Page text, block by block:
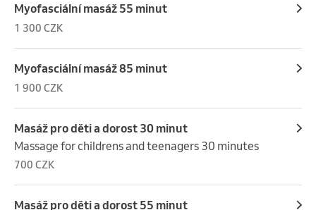
Myofasciální masáž 55 minut
1 300 CZK
Myofasciální masáž 85 minut
1 900 CZK
Masáž pro děti a dorost 30 minut
Massage for childrens and teenagers 30 minutes
700 CZK
Masáž pro děti a dorost 55 minut